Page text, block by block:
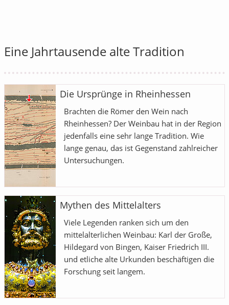
Eine Jahrtausende alte Tradition
Die Ursprünge in Rheinhessen
Brachten die Römer den Wein nach
Rheinhessen? Der Weinbau hat in der Region
jedenfalls eine sehr lange Tradition. Wie
lange genau, das ist Gegenstand zahlreicher
Untersuchungen.
Mythen des Mittelalters
Viele Legenden ranken sich um den
mittelalterlichen Weinbau: Karl der Große,
Hildegard von Bingen, Kaiser Friedrich III.
und etliche alte Urkunden beschäftigen die
Forschung seit langem.